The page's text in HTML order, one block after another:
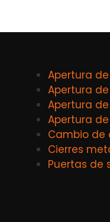
Apertura
Apertura
Apertura
Apertura
Cambio de
Cierres
Puertas de